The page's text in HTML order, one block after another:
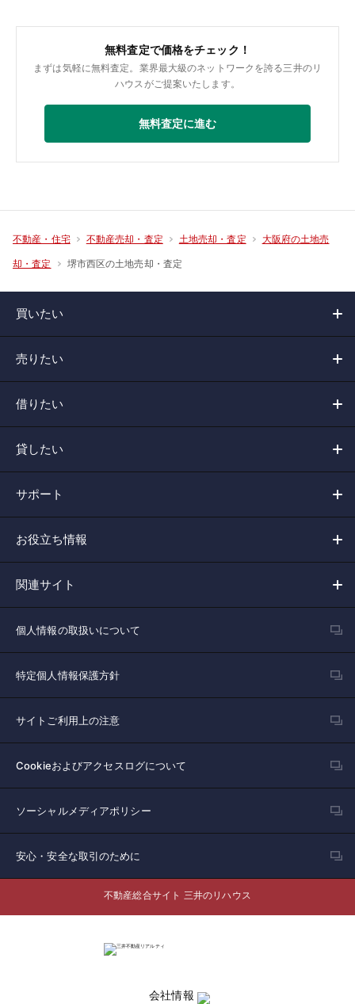
無料査定で価格をチェック！
まずは気軽に無料査定。業界最大級のネットワークを誇る三井のリ
ハウスがご提案いたします。
無料査定に進む
不動産・住宅 不動産売却・査定 土地売却・査定 大阪府の土地売
却・査定 堺市西区の土地売却・査定
買いたい
売りたい
借りたい
貸したい
サポート
お役立ち情報
関連サイト
個人情報の取扱いについて
特定個人情報保護方針
サイトご利用上の注意
Cookieおよびアクセスログについて
ソーシャルメディアポリシー
安心・安全な取引のために
不動産総合サイト 三井のリハウス
会社情報